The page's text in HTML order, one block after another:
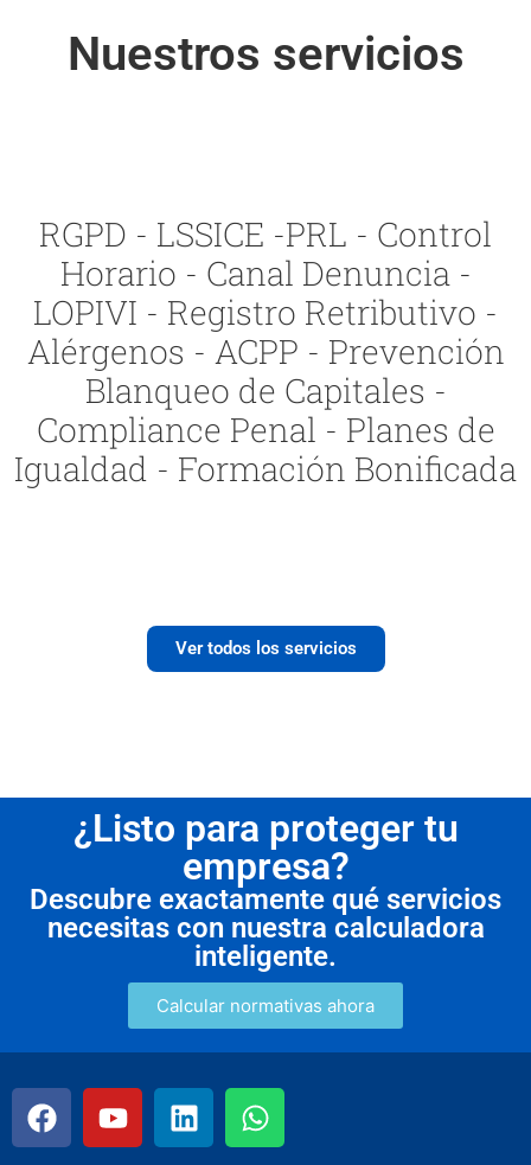
Nuestros servicios
RGPD - LSSICE -PRL - Control
Horario - Canal Denuncia -
LOPIVI - Registro Retributivo -
Alérgenos - ACPP - Prevención
Blanqueo de Capitales -
Compliance Penal - Planes de
Igualdad - Formación Bonificada
Ver todos los servicios
¿Listo para proteger tu
empresa?
Descubre exactamente qué servicios
necesitas con nuestra calculadora
inteligente.
Calcular normativas ahora